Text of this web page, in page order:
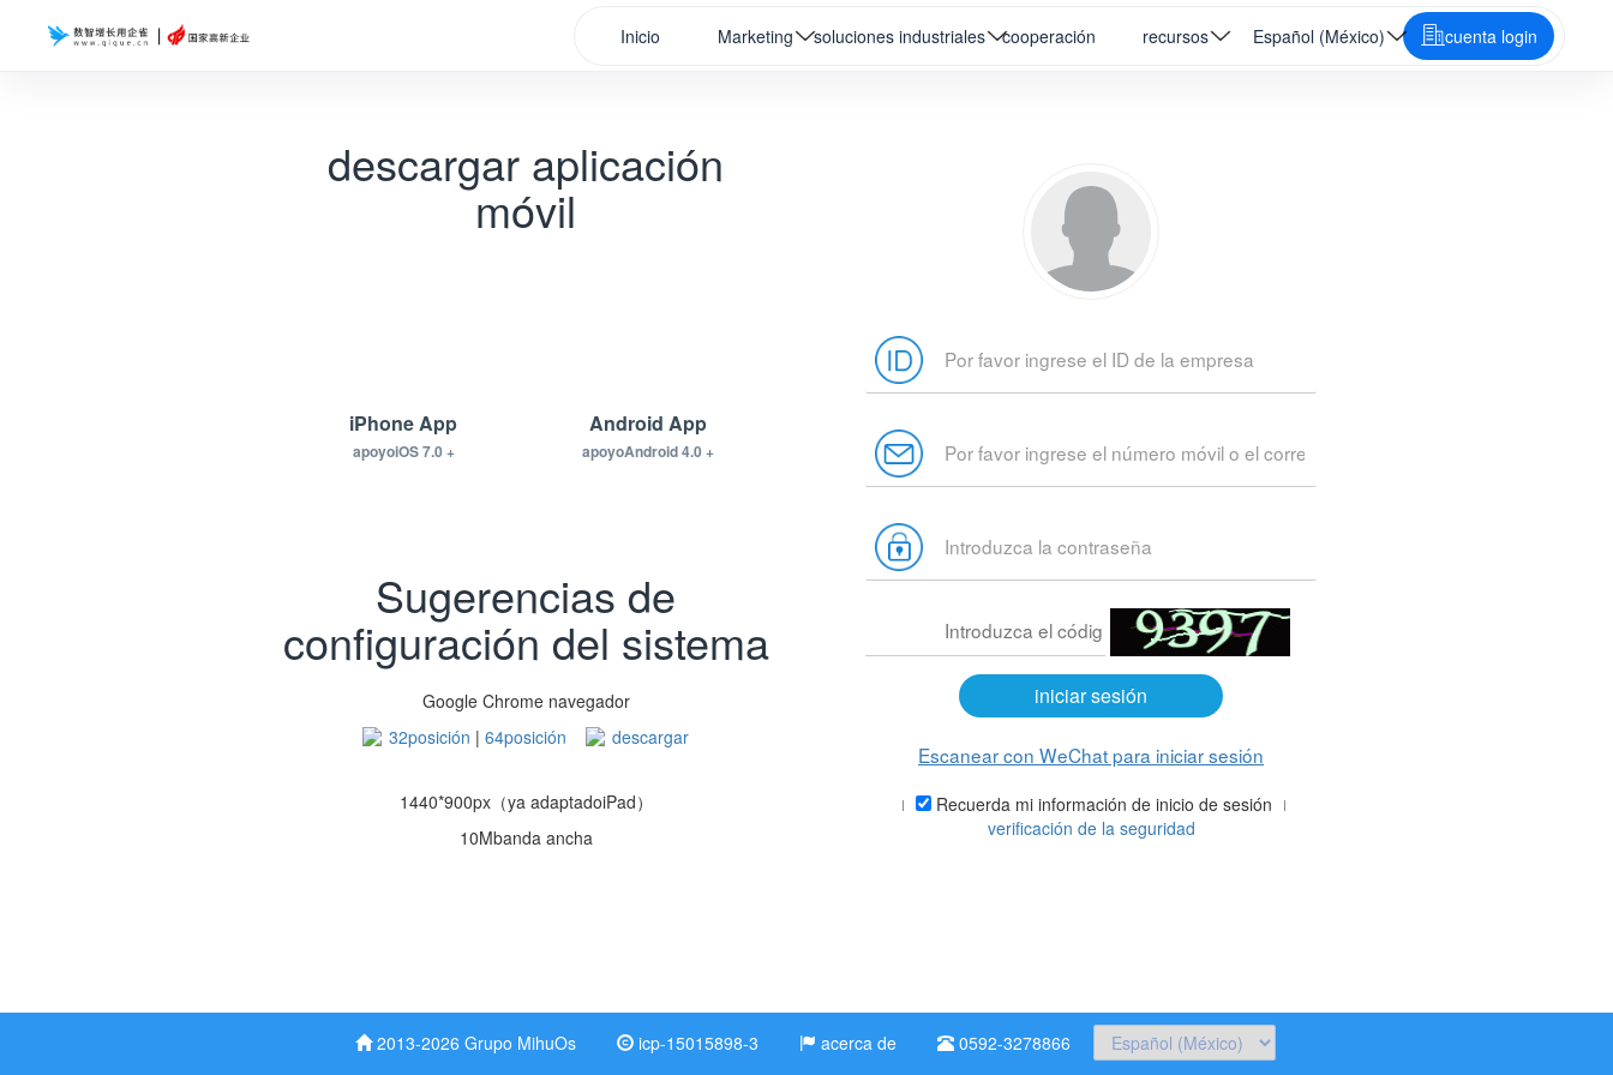
Inicio Marketing soluciones industriales cooperación recursos Español (México) cuenta login
descargar aplicación
móvil
iPhone App
apoyoiOS 7.0 +
Android App
apoyoAndroid 4.0 +
Sugerencias de
configuración del sistema
Google Chrome navegador
32posición | 64posición descargar
1440*900px（ya adaptadoiPad）
10Mbanda ancha
iniciar sesión
Escanear con WeChat para iniciar sesión
Recuerda mi información de inicio de sesión
verificación de la seguridad
2013-2026 Grupo MihuOs icp-15015898-3 acerca de 0592-3278866